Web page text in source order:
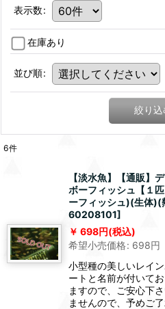
表示数:
在庫あり
並び順:
絞り込
6件
【淡水魚】【通販】
ボーフィッシュ【１
ーフィッシュ)(生体)(
60208101]
698円(税込)
希望小売価格: 698円
小型種の美しいレイ
ートと名前が付いて
ますので、ご安心下
ませんので、予めご了